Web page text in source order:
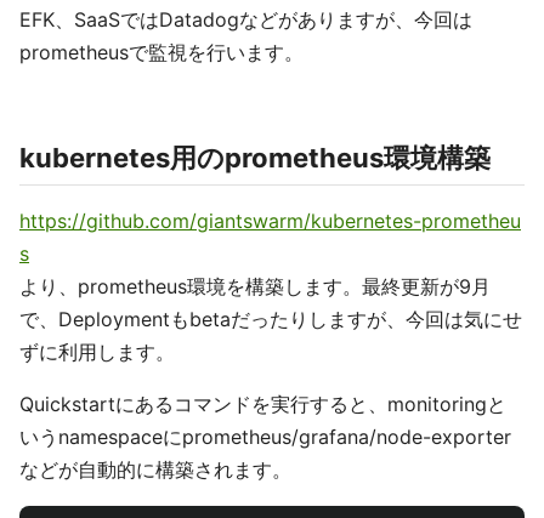
EFK、SaaSではDatadogなどがありますが、今回は
prometheusで監視を行います。
kubernetes用のprometheus環境構築
https://github.com/giantswarm/kubernetes-prometheu
s
より、prometheus環境を構築します。最終更新が9月
で、Deploymentもbetaだったりしますが、今回は気にせ
ずに利用します。
Quickstartにあるコマンドを実行すると、monitoringと
いうnamespaceにprometheus/grafana/node-exporter
などが自動的に構築されます。